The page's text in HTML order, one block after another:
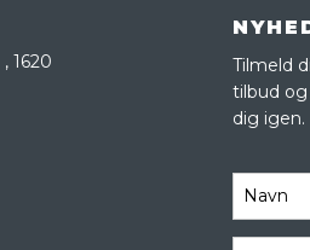
, 1620
Tilmeld
tilbud
dig igen.